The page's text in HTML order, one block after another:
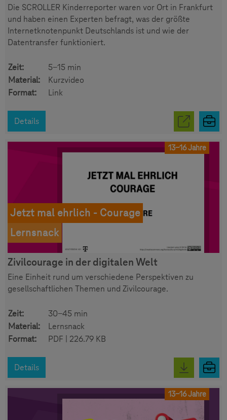
Die SCROLLER Kinderreporter waren vor Ort in Frankfurt
und haben einen Experten befragt, was der größte
Internetknotenpunkt Deutschlands ist und wie der
Datentransfer funktioniert.
Zeit:
5-15 min
Material:
Kurzvideo
Format:
Link
Details
13-16 Jahre
Jetzt mal ehrlich - Courage
Lernsnack
Zivilcourage in der digitalen Welt
Eine Einheit rund um verschiedene Perspektiven zu
gesellschaftlichen Themen und Zivilcourage.
Zeit:
30-45 min
Material:
Lernsnack
Format:
PDF | 226.79 KB
Details
13-16 Jahre